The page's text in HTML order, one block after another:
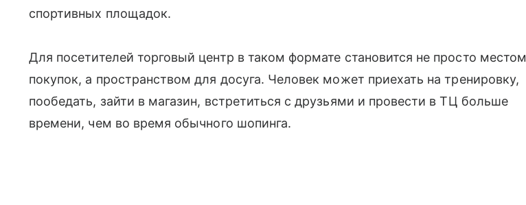
спортивных площадок.
Для посетителей торговый центр в таком формате становится не просто местом
покупок, а пространством для досуга. Человек может приехать на тренировку,
пообедать, зайти в магазин, встретиться с друзьями и провести в ТЦ больше
времени, чем во время обычного шопинга.